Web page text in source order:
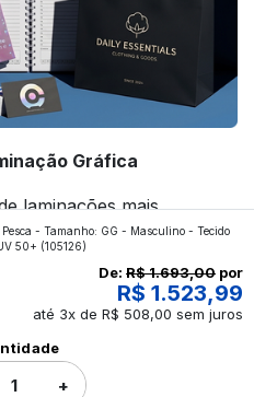
Gráfica
laminações mais
gráfica FuturaIM? Então,
revelar para você!
- Tamanho: GG - Masculino - Tecido
50+ (105126)
De: R$ 1.693,00 por
R$ 1.523,99
até 3x de R$ 508,00 sem juros
+